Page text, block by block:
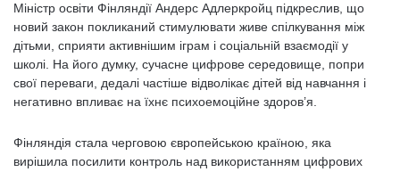
Міністр освіти Фінляндії Андерс Адлеркройц підкреслив, що
новий закон покликаний стимулювати живе спілкування між
дітьми, сприяти активнішим іграм і соціальній взаємодії у
школі. На його думку, сучасне цифрове середовище, попри
свої переваги, дедалі частіше відволікає дітей від навчання і
негативно впливає на їхнє психоемоційне здоров’я.
Фінляндія стала черговою європейською країною, яка
вирішила посилити контроль над використанням цифрових